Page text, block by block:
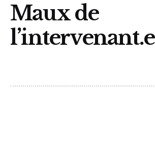
Maux de
l’intervenant.e